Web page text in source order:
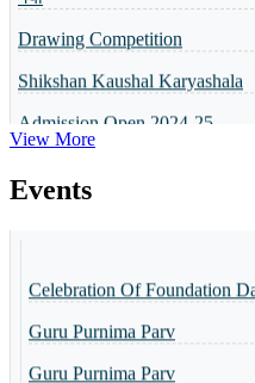
Drawing Competition
Shikshan Kaushal Karyashala
Admission Open 2024-25
व्यक्तित्व विकास शिविर
5 or 8 Merit List
Shri Ramlala Pran Prathistha
नैैपुुण्य शिविर 31.10.2023 से
View More
Events
Guru Purnima Parv
Guru Purnima Parv